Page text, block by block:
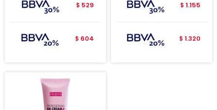
$ 529
$ 604
$ 1.155
$ 1.320